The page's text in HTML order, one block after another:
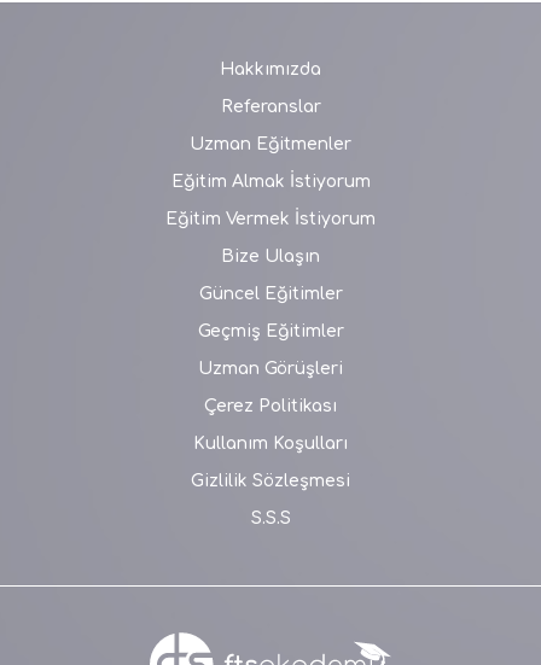
Hakkımızda
Referanslar
Uzman Eğitmenler
Eğitim Almak İstiyorum
Eğitim Vermek İstiyorum
Bize Ulaşın
Güncel Eğitimler
Geçmiş Eğitimler
Uzman Görüşleri
Çerez Politikası
Kullanım Koşulları
Gizlilik Sözleşmesi
S.S.S